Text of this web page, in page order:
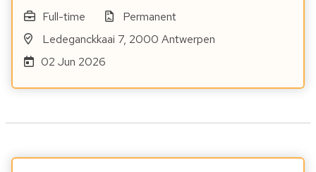
Full-time
Permanent
Ledeganckkaai 7, 2000 Antwerpen
02 Jun 2026